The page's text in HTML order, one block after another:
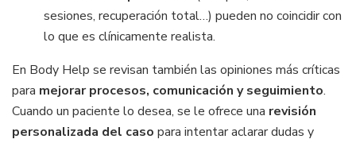
sesiones, recuperación total…) pueden no coincidir con
lo que es clínicamente realista.
En Body Help se revisan también las opiniones más críticas
para mejorar procesos, comunicación y seguimiento.
Cuando un paciente lo desea, se le ofrece una revisión
personalizada del caso para intentar aclarar dudas y